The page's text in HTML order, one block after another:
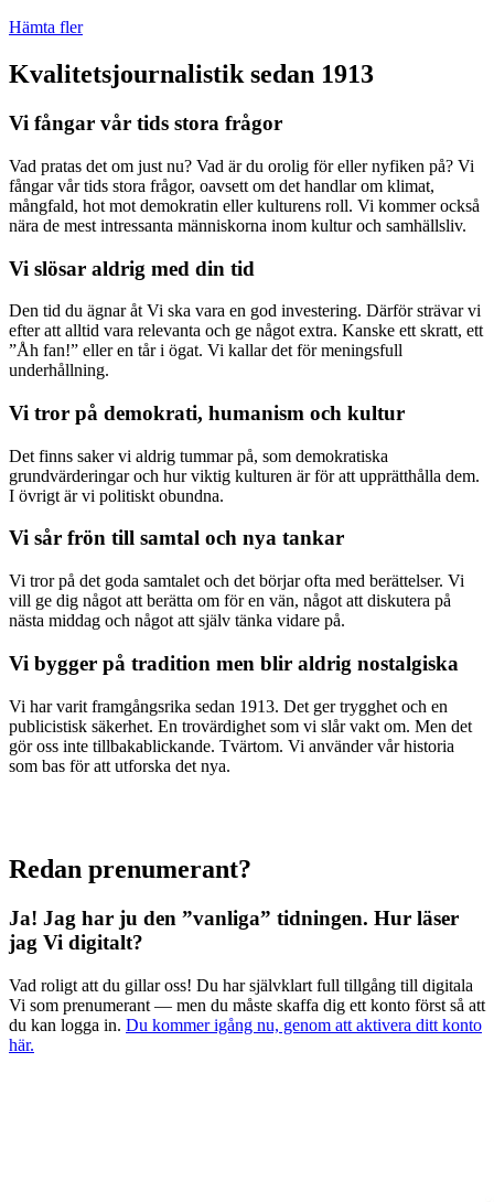
Hämta fler
Kvalitetsjournalistik sedan 1913
Vi fångar vår tids stora frågor
Vad pratas det om just nu? Vad är du orolig för eller nyfiken på? Vi
fångar vår tids stora frågor, oavsett om det handlar om klimat,
mångfald, hot mot demokratin eller kulturens roll. Vi kommer också
nära de mest intressanta människorna inom kultur och samhällsliv.
Vi slösar aldrig med din tid
Den tid du ägnar åt Vi ska vara en god investering. Därför strävar vi
efter att alltid vara relevanta och ge något extra. Kanske ett skratt, ett
”Åh fan!” eller en tår i ögat. Vi kallar det för meningsfull
underhållning.
Vi tror på demokrati, humanism och kultur
Det finns saker vi aldrig tummar på, som demokratiska
grundvärderingar och hur viktig kulturen är för att upprätthålla dem.
I övrigt är vi politiskt obundna.
Vi sår frön till samtal och nya tankar
Vi tror på det goda samtalet och det börjar ofta med berättelser. Vi
vill ge dig något att berätta om för en vän, något att diskutera på
nästa middag och något att själv tänka vidare på.
Vi bygger på tradition men blir aldrig nostalgiska
Vi har varit framgångsrika sedan 1913. Det ger trygghet och en
publicistisk säkerhet. En trovärdighet som vi slår vakt om. Men det
gör oss inte tillbakablickande. Tvärtom. Vi använder vår historia
som bas för att utforska det nya.
Redan prenumerant?
Ja! Jag har ju den ”vanliga” tidningen. Hur läser
jag Vi digitalt?
Vad roligt att du gillar oss! Du har självklart full tillgång till digitala
Vi som prenumerant — men du måste skaffa dig ett konto först så att
du kan logga in. Du kommer igång nu, genom att aktivera ditt konto
här.